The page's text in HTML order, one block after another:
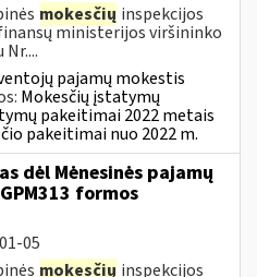
mokesčių inspekcijos
ministerijos viršininko
pajamų mokestis
Mokesčių įstatymų
pakeitimai 2022 metais
pakeitimai nuo 2022 m.
dėl Mėnesinės pajamų
formos
05
mokesčių inspekcijos